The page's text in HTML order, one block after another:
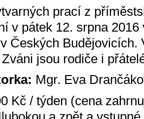
prací z
v pátek 12. srpna
Českých Budějovicích.
jsou rodiče i
Mgr. Eva
Kč / týden (cena